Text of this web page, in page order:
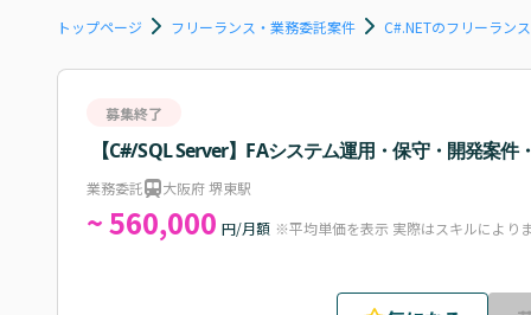
AIエンジニア
トップページ フリーランス・業務委託案件 C#.NETのフリーラン
募集終了
【C#/SQL Server】FAシステム運用・保守・開発案件
業務委託 大阪府 堺東駅
~ 560,000 円/月額 ※平均単価を表示 実際はスキルにより